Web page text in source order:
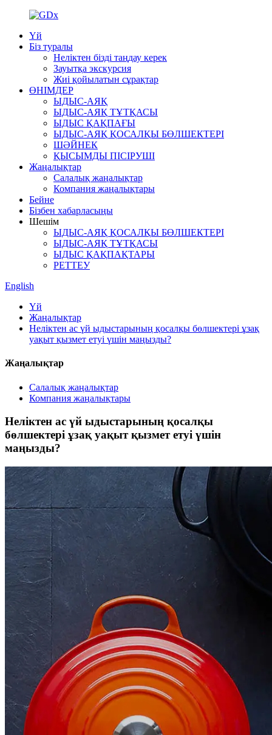
Үй
Біз туралы
Неліктен бізді таңдау керек
Зауытқа экскурсия
Жиі қойылатын сұрақтар
ӨНІМДЕР
ЫДЫС-АЯҚ
ЫДЫС-АЯҚ ТҰТҚАСЫ
ЫДЫС ҚАҚПАҒЫ
ЫДЫС-АЯҚ ҚОСАЛҚЫ БӨЛШЕКТЕРІ
ШӘЙНЕК
ҚЫСЫМДЫ ПІСІРУШІ
Жаңалықтар
Салалық жаңалықтар
Компания жаңалықтары
Бейне
Бізбен хабарласыңы
Шешім
ЫДЫС-АЯҚ ҚОСАЛҚЫ БӨЛШЕКТЕРІ
ЫДЫС-АЯҚ ТҰТҚАСЫ
ЫДЫС ҚАҚПАҚТАРЫ
РЕТТЕУ
English
Үй
Жаңалықтар
Неліктен ас үй ыдыстарының қосалқы бөлшектері ұзақ
уақыт қызмет етуі үшін маңызды?
Жаңалықтар
Салалық жаңалықтар
Компания жаңалықтары
Неліктен ас үй ыдыстарының қосалқы
бөлшектері ұзақ уақыт қызмет етуі үшін
маңызды?